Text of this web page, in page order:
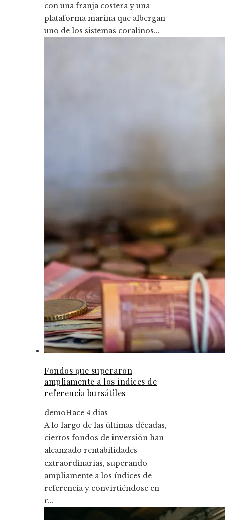
con una franja costera y una
plataforma marina que albergan
uno de los sistemas coralinos...
Fondos que superaron
ampliamente a los índices de
referencia bursátiles
demoHace 4 días
A lo largo de las últimas décadas,
ciertos fondos de inversión han
alcanzado rentabilidades
extraordinarias, superando
ampliamente a los índices de
referencia y convirtiéndose en
r...